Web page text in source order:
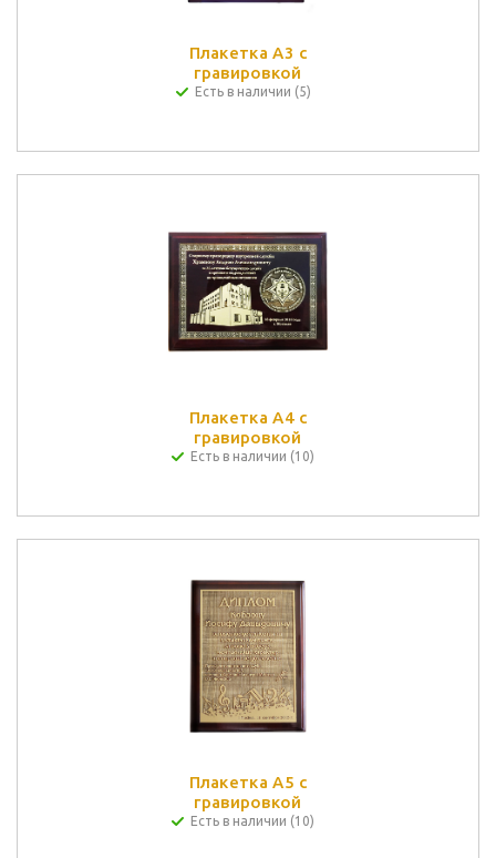
Плакетка А3 с
гравировкой
Есть в наличии (5)
Плакетка А4 с
гравировкой
Есть в наличии (10)
Плакетка А5 с
гравировкой
Есть в наличии (10)